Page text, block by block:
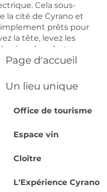
Page d'accueil
Un lieu unique
Office de tourisme
Espace vin
Cloître
L'Expérience Cyrano
Cela sous-
la cité de Cyrano et
prêts pour
la tête, levez les
épaules, c’est
(rire). Il s’agit ici de
dans le
pas, si vous êtes
dénombrer ! Et,
maisons
petite rue à Colmar
: Bergerac déploie